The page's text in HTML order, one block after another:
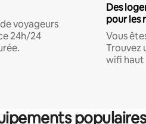
voyageurs
24h/24
Des
pour les
Vous
Trouvez
wifi haut